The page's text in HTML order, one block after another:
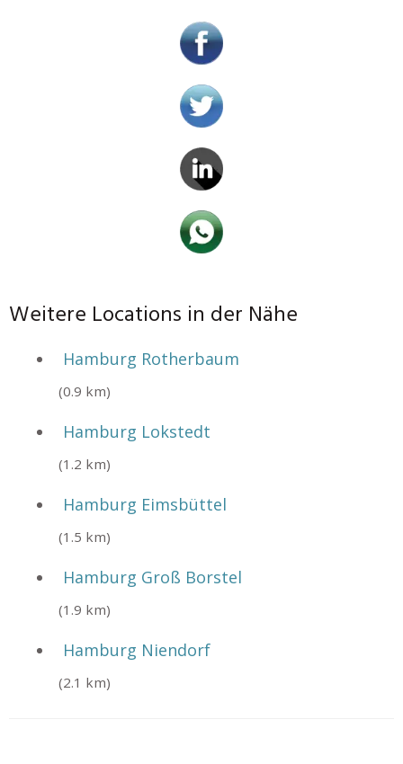
Weitere Locations in der Nähe
Hamburg Rotherbaum
(0.9 km)
Hamburg Lokstedt
(1.2 km)
Hamburg Eimsbüttel
(1.5 km)
Hamburg Groß Borstel
(1.9 km)
Hamburg Niendorf
(2.1 km)